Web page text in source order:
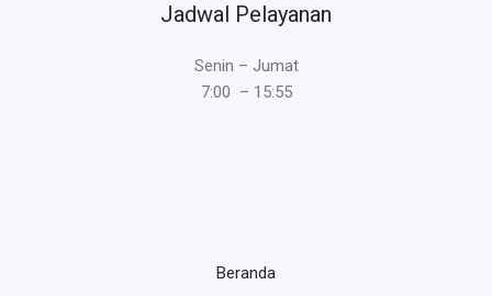
Jadwal Pelayanan
Senin – Jumat
7:00 – 15:55
Beranda